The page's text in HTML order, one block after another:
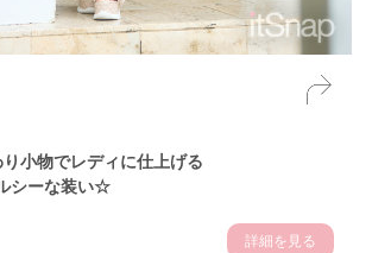
り小物でレディに仕上げる
シーな装い☆
詳細を見る